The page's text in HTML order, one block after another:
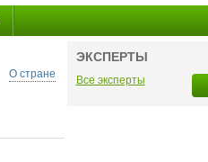
О стране
ЭКСПЕРТЫ
Все эксперты